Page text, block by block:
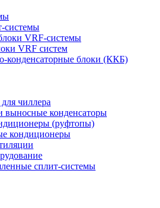
системы
VRF-cистемы
VRF cистем
конденсаторные блоки (ККБ)
чиллера
выносные конденсаторы
(руфтопы)
кондиционеры
сплит-системы